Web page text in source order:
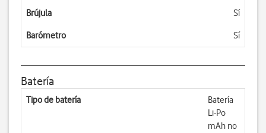
Brújula Sí
Barómetro Sí
Batería
Tipo de batería
Batería
Li-Po
mAh no